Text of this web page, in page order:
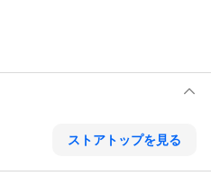
ストアトップを見る